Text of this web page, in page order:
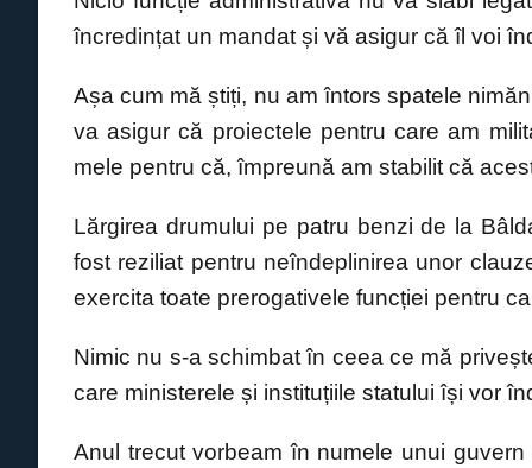
încredințat un mandat și vă asigur că îl voi
​Așa cum mă știți, nu am întors spatele
va asigur că proiectele pentru care am
mele pentru că, împreună am stabilit că
​Lărgirea drumului pe patru benzi de la
fost reziliat pentru neîndeplinirea unor
exercita toate prerogativele funcției pentru
​Nimic nu s-a schimbat în ceea ce mă
care ministerele și instituțiile statului își vor
​Anul trecut vorbeam în numele unui